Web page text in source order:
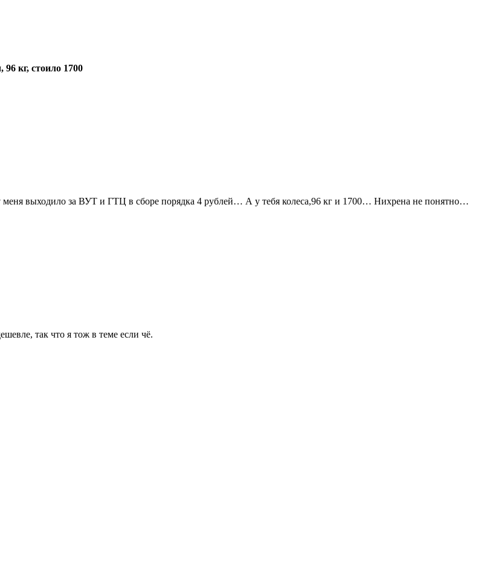
кг, стоило 1700
выходило за ВУТ и ГТЦ в сборе порядка 4 рублей… А у тебя колеса,96 кг и 1700… Нихрена не понятно…
так что я тож в теме если чё.